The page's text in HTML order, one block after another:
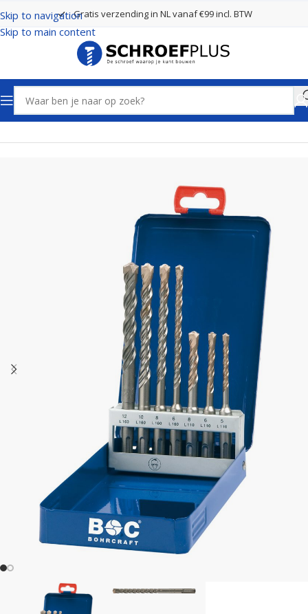
Skip to navigation
Skip to main content
Gratis verzending in NL vanaf €99 incl. BTW
Home Boren SDS plus boren 4 Snijders